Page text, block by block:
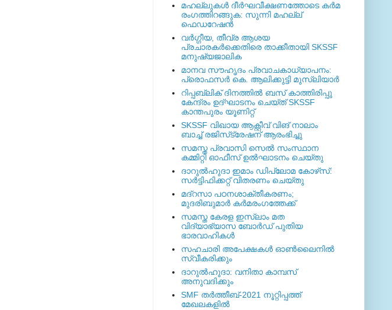
മഹല്ലുകള്‍ ദീര്‍ഘവീക്ഷണത്തോടെ കര്‍മ
രംഗത്തിറങ്ങുക: സുന്നി മഹല്ല്
ഫെഡറേഷന്‍
വര്‍ഗ്ഗീയ, തീവ്ര ആശയ
പ്രചാരകര്‍ക്കെതിരെ താക്കീതായി SKSSF
മനുഷ്യജാലിക
മാനവ സൗഹൃദം പ്രവാചകാധ്യാപനം:
പ്രൊഫസർ കെ. ആലിക്കുട്ടി മുസ്ലിയാർ
റിപ്പബ്ലിക് ദിനത്തില്‍ ബസ് കാത്തിരിപ്പു
കേന്ദ്രം ഉദ്ഘാടനം ചെയ്ത്‌ SKSSF
കാന്തപുരം യൂണിറ്റ്
SKSSF വിഖായ ആക്റ്റീവ് വിങ് നാലാം
ബാച്ച് രജിസ്‌ട്രേഷന് ആരംഭിച്ചു
സമസ്ത പ്രവാസി സെല്‍ സംസ്ഥാന
കമ്മിറ്റി ഓഫീസ് ഉല്‍ഘാടനം ചെയ്തു
ദാറുല്‍ഹുദാ ഇമാം ഡിപ്ലോമ കോഴ്‌സ്:
സര്‍ട്ടിഫിക്കറ്റ് വിതരണം ചെയ്തു
മദ്‌റസാ പഠനശാക്തീകരണം;
മുദരിബുമാര്‍ കര്‍മരംഗത്തേക്ക്
സമസ്ത കേരള ഇസ്ലാം മത
വിദ്യാഭ്യാസ ബോര്‍ഡ് പുതിയ
ഭാരവാഹികള്‍
സഹചാരി അപേക്ഷകൾ ഓൺലൈനിൽ
സ്വീകരിക്കും
ദാറുല്‍ഹുദാ: വനിതാ കാമ്പസ്
അനുവദിക്കും
SMF തര്‍ത്തീബ്-2021 നൂറ്റിപ്പത്ത്
മേഖലകളില്‍